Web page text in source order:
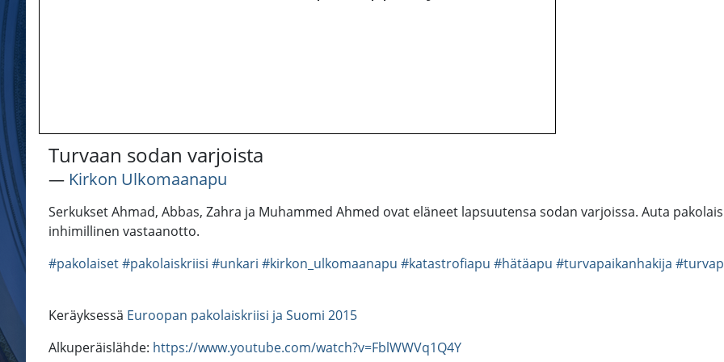
Turvaan sodan varjoista
― Kirkon Ulkomaanapu
Serkukset Ahmad, Abbas, Zahra ja Muhammed Ahmed ovat eläneet lapsuutensa sodan varjoissa. Auta
inhimillinen vastaanotto.
#pakolaiset#pakolaiskriisi #unkari #kirkon_ulkomaanapu #katastrofiapu #hätäapu #turvapaikanhakija
Keräyksessä Euroopan pakolaiskriisi ja Suomi 2015
Alkuperäislähde: https://www.youtube.com/watch?v=FblWWVq1Q4Y